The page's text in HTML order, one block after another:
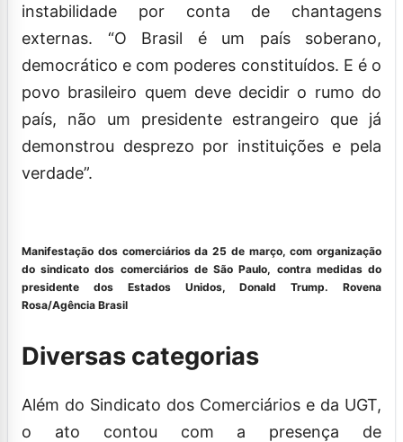
instabilidade por conta de chantagens
externas. “O Brasil é um país soberano,
democrático e com poderes constituídos. E é o
povo brasileiro quem deve decidir o rumo do
país, não um presidente estrangeiro que já
demonstrou desprezo por instituições e pela
verdade”.
Manifestação dos comerciários da 25 de março, com organização
do sindicato dos comerciários de São Paulo, contra medidas do
presidente dos Estados Unidos, Donald Trump. Rovena
Rosa/Agência Brasil
Diversas categorias
Além do Sindicato dos Comerciários e da UGT,
o ato contou com a presença de